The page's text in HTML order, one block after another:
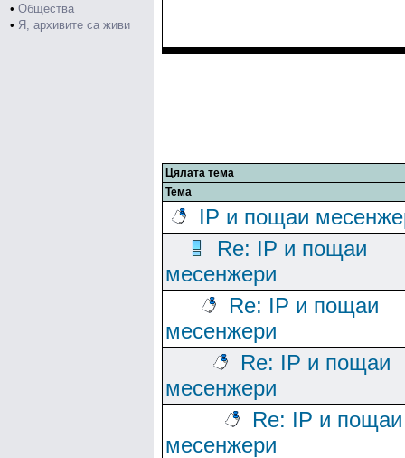
• Общества
• Я, архивите са живи
Цялата тема
Тема
IP и пощаи
Re: IP и пощаи
месенжери
Re: IP и пощаи
месенжери
Re: IP и пощаи
месенжери
Re: IP и пощаи
месенжери